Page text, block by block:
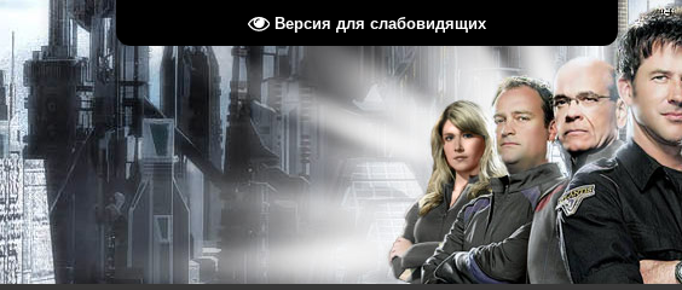
Версия для слабовидящих